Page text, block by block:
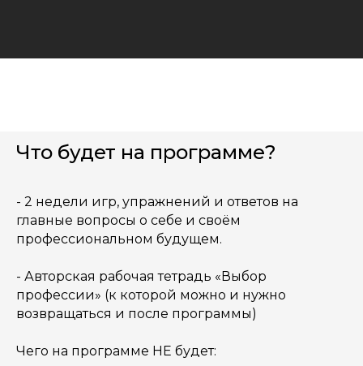
Что будет на программе?
- 2 недели игр, упражнений и ответов на
главные вопросы о себе и своём
профессиональном будущем.
- Авторская рабочая тетрадь «Выбор
профессии» (к которой можно и нужно
возвращаться и после программы)
Чего на программе НЕ будет: